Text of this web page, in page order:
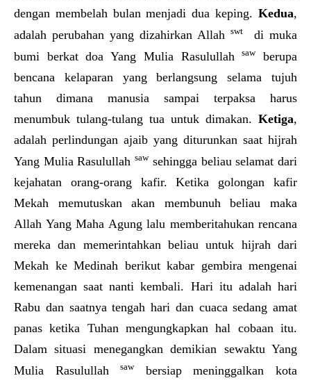
dengan membelah bulan menjadi dua keping. Kedua,
adalah perubahan yang dizahirkan Allah swt
di muka
bumi berkat doa Yang Mulia Rasulullahsawberupa
bencana kelaparan yang berlangsung selama tujuh
tahun dimana manusia sampai terpaksa harus
menumbuk tulang-tulang tua untuk dimakan. Ketiga,
adalah perlindungan ajaib yang diturunkan saat hijrah
Yang Mulia Rasulullahsawsehingga beliau selamat dari
kejahatan orang-orang kafir. Ketika golongan kafir
Mekah memutuskan akan membunuh beliau maka
Allah Yang Maha Agung lalu memberitahukan rencana
mereka dan memerintahkan beliau untuk hijrah dari
Mekah ke Medinah berikut kabar gembira mengenai
kemenangan saat nanti kembali. Hari itu adalah hari
Rabu dan saatnya tengah hari dan cuaca sedang amat
panas ketika Tuhan mengungkapkan hal cobaan itu.
Dalam situasi menegangkan demikian sewaktu Yang
Mulia Rasulullahsawbersiap meninggalkan kota